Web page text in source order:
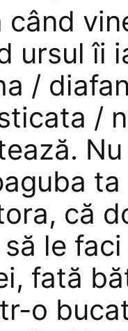
când
ursul îi
/
/
că
le
fată
o